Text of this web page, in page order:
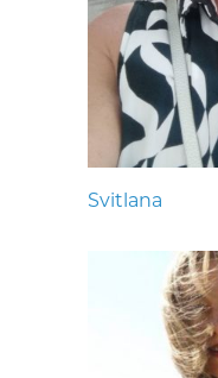
Svitlana